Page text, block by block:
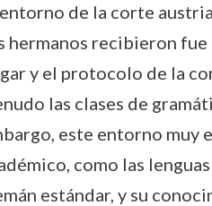
de la corte
hermanos recibieron
y el protocolo de la
las clases de
este entorno muy
como las
estándar, y su